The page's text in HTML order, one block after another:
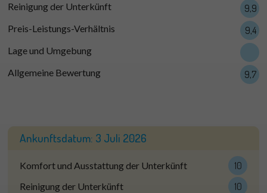
Reinigung der Unterkünft 9,9
Preis-Leistungs-Verhältnis 9,4
Lage und Umgebung
10,0
Allgemeine Bewertung 9,7
Ankunftsdatum: 3 Juli 2026
Komfort und Ausstattung der Unterkünft 10
Reinigung der Unterkünft 10